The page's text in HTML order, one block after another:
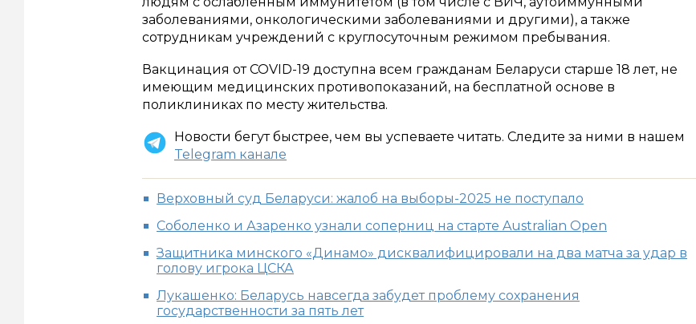
заболеваниями, онкологическими заболеваниями и другими), а также
сотрудникам учреждений с круглосуточным режимом пребывания.
Вакцинация от COVID-19 доступна всем гражданам Беларуси старше 18 лет, не
имеющим медицинских противопоказаний, на бесплатной основе в
поликлиниках по месту жительства.
Новости бегут быстрее, чем вы успеваете читать. Следите за ними в нашем
Telegram канале
Верховный суд Беларуси: жалоб на выборы-2025 не поступало
Соболенко и Азаренко узнали соперниц на старте Australian Open
Защитника минского «Динамо» дисквалифицировали на два матча за удар в
голову игрока ЦСКА
Лукашенко: Беларусь навсегда забудет проблему сохранения
государственности за пять лет